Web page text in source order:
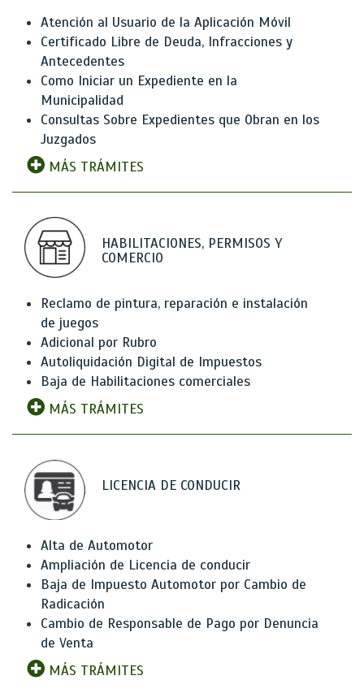
Atención al Usuario de la Aplicación Móvil
Certificado Libre de Deuda, Infracciones y
Antecedentes
Como Iniciar un Expediente en la
Municipalidad
Consultas Sobre Expedientes que Obran en los
Juzgados
MÁS TRÁMITES
HABILITACIONES, PERMISOS Y
COMERCIO
Reclamo de pintura, reparación e instalación
de juegos
Adicional por Rubro
Autoliquidación Digital de Impuestos
Baja de Habilitaciones comerciales
MÁS TRÁMITES
LICENCIA DE CONDUCIR
Alta de Automotor
Ampliación de Licencia de conducir
Baja de Impuesto Automotor por Cambio de
Radicación
Cambio de Responsable de Pago por Denuncia
de Venta
MÁS TRÁMITES